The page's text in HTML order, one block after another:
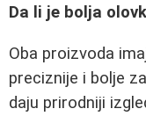
Da li je bolja
Oba proizvoda
preciznije i bolje
daju prirodniji